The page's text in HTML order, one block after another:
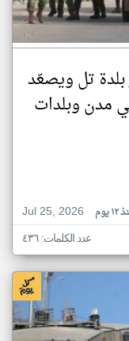
تل ويصعّد
مدن وبلدات
Jul 25, 2026
يوم
عدد الكلمات: ٤٣٦